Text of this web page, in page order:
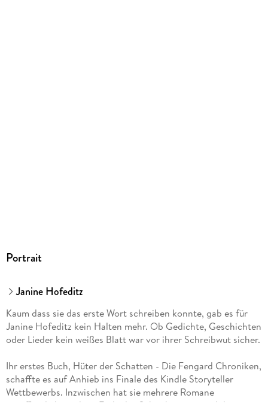
Portrait
Janine Hofeditz
Kaum dass sie das erste Wort schreiben konnte, gab es für
Janine Hofeditz kein Halten mehr. Ob Gedichte, Geschichten
oder Lieder kein weißes Blatt war vor ihrer Schreibwut sicher.
Ihr erstes Buch, Hüter der Schatten - Die Fengard Chroniken,
schaffte es auf Anhieb ins Finale des Kindle Storyteller
Wettbewerbs. Inzwischen hat sie mehrere Romane
veröffentlicht und ein Ende des Schreibens ist noch lange